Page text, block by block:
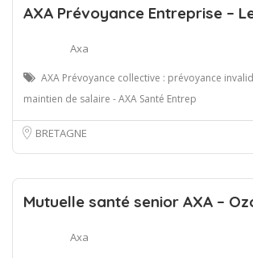
AXA Prévoyance Entreprise –
Axa
AXA Prévoyance collective : prévoyance
maintien de salaire - AXA Santé Entrep
BRETAGNE
Mutuelle santé senior AXA –
Axa